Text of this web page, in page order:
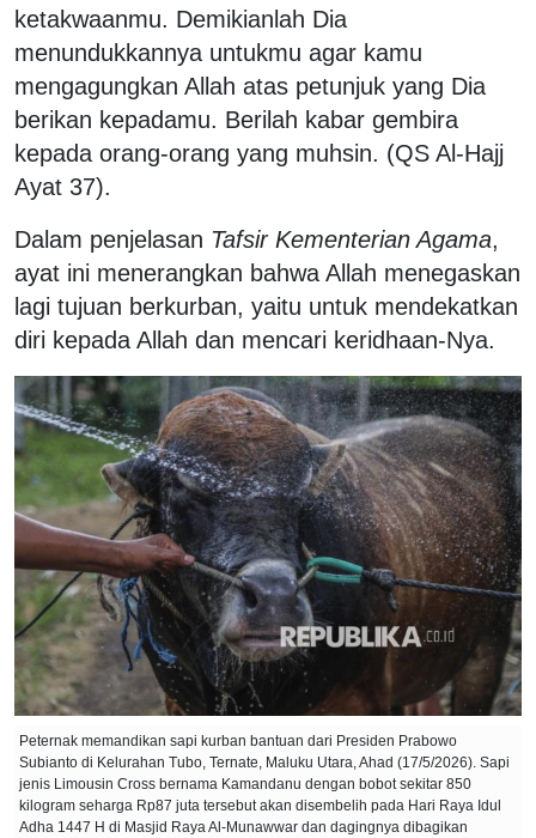
ketakwaanmu. Demikianlah Dia
menundukkannya untukmu agar kamu
mengagungkan Allah atas petunjuk yang Dia
berikan kepadamu. Berilah kabar gembira
kepada orang-orang yang muhsin. (QS Al-Hajj
Ayat 37).
Dalam penjelasan Tafsir Kementerian Agama,
ayat ini menerangkan bahwa Allah menegaskan
lagi tujuan berkurban, yaitu untuk mendekatkan
diri kepada Allah dan mencari keridhaan-Nya.
Peternak memandikan sapi kurban bantuan dari Presiden Prabowo
Subianto di Kelurahan Tubo, Ternate, Maluku Utara, Ahad (17/5/2026). Sapi
jenis Limousin Cross bernama Kamandanu dengan bobot sekitar 850
kilogram seharga Rp87 juta tersebut akan disembelih pada Hari Raya Idul
Adha 1447 H di Masjid Raya Al-Munawwar dan dagingnya dibagikan